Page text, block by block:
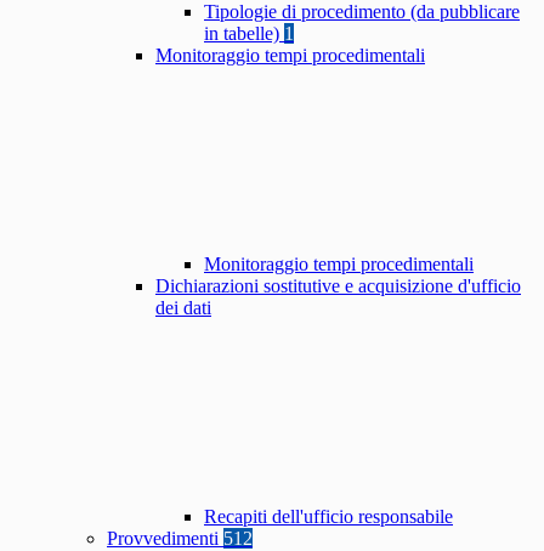
Tipologie di procedimento (da pubblicare
in tabelle) 1
Monitoraggio tempi procedimentali
Monitoraggio tempi procedimentali
Dichiarazioni sostitutive e acquisizione d'ufficio
dei dati
Recapiti dell'ufficio responsabile
Provvedimenti 512